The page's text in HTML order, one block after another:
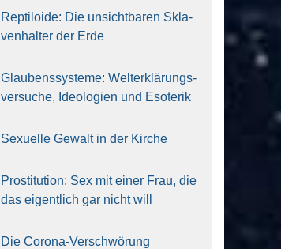
Rep­ti­lo­ide: Die unsicht­ba­ren Skla­
ven­hal­ter der Erde
Glau­bens­sys­te­me: Welt­erklä­rungs­
ver­su­che, Ideo­lo­gien und Eso­te­rik
Sexu­el­le Gewalt in der Kir­che
Pro­sti­tu­ti­on: Sex mit einer Frau, die
das eigent­lich gar nicht will
Die Coro­na-Ver­schwö­rung